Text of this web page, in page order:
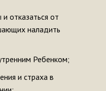
отказаться от
наладить
Ребенком;
и страха в